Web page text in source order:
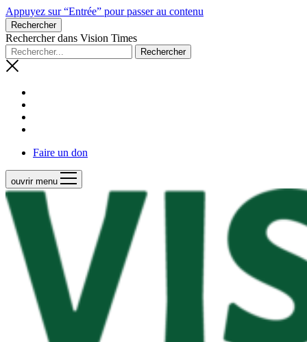
Appuyez sur “Entrée” pour passer au contenu
Rechercher
Rechercher dans Vision Times
Faire un don
ouvrir menu